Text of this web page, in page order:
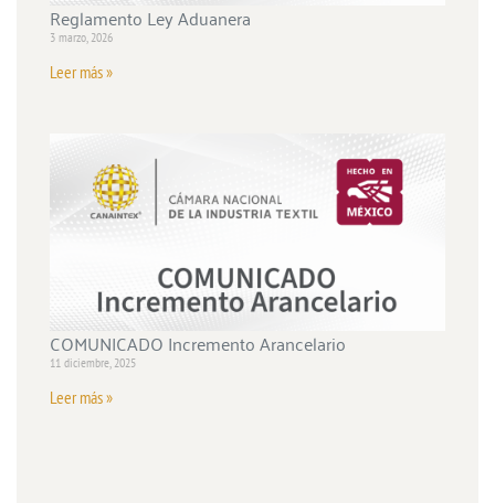
Reglamento Ley Aduanera
3 marzo, 2026
Leer más »
COMUNICADO Incremento Arancelario
11 diciembre, 2025
Leer más »